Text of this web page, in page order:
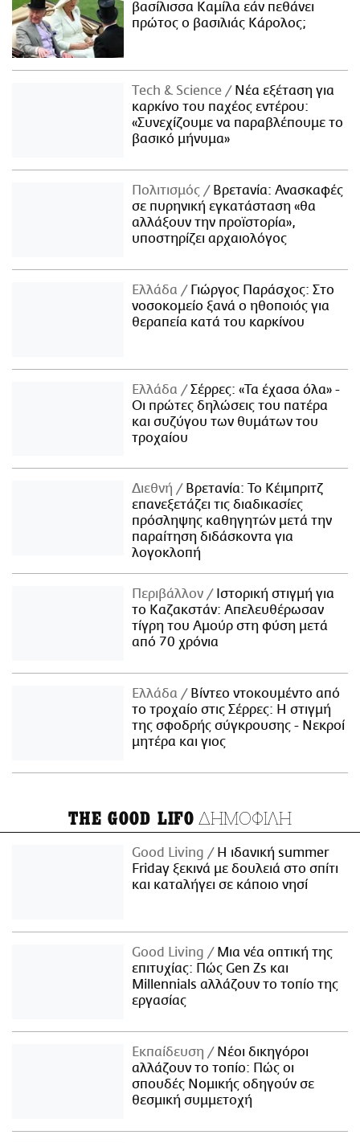
βασίλισσα Καμίλα εάν πεθάνει
πρώτος ο βασιλιάς Κάρολος;
Τech & Science
Νέα εξέταση για
καρκίνο του παχέος εντέρου:
«Συνεχίζουμε να παραβλέπουμε το
βασικό μήνυμα»
Πολιτισμός
Βρετανία: Ανασκαφές
σε πυρηνική εγκατάσταση «θα
αλλάξουν την προϊστορία»,
υποστηρίζει αρχαιολόγος
Ελλάδα
Γιώργος Παράσχος: Στο
νοσοκομείο ξανά ο ηθοποιός για
θεραπεία κατά του καρκίνου
Ελλάδα
Σέρρες: «Τα έχασα όλα» -
Οι πρώτες δηλώσεις του πατέρα
και συζύγου των θυμάτων του
τροχαίου
Διεθνή
Βρετανία: Το Κέιμπριτζ
επανεξετάζει τις διαδικασίες
πρόσληψης καθηγητών μετά την
παραίτηση διδάσκοντα για
λογοκλοπή
Περιβάλλον
Ιστορική στιγμή για
το Καζακστάν: Απελευθέρωσαν
τίγρη του Αμούρ στη φύση μετά
από 70 χρόνια
Ελλάδα
Βίντεο ντοκουμέντο από
το τροχαίο στις Σέρρες: Η στιγμή
της σφοδρής σύγκρουσης - Νεκροί
μητέρα και γιος
THE GOOD LIFO ΔΗΜΟΦΙΛΗ
Good Living
Η ιδανική summer
Friday ξεκινά με δουλειά στο σπίτι
και καταλήγει σε κάποιο νησί
Good Living
Μια νέα οπτική της
επιτυχίας: Πώς Gen Zs και
Millennials αλλάζουν το τοπίο της
εργασίας
Εκπαίδευση
Νέοι δικηγόροι
αλλάζουν το τοπίο: Πώς οι
σπουδές Νομικής οδηγούν σε
θεσμική συμμετοχή